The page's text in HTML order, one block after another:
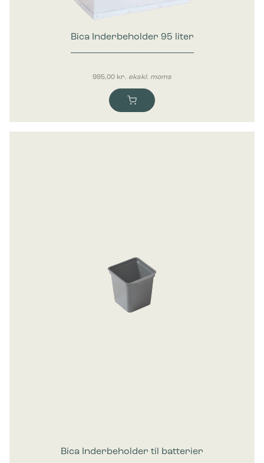
Bica Inderbeholder 95 liter
995,00 kr. ekskl. moms
Bica Inderbeholder til batterier